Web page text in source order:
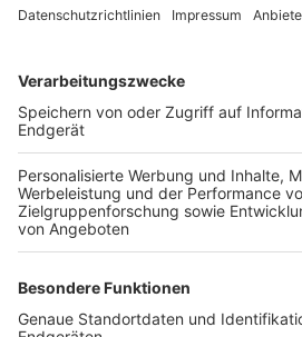
TOP-VEREINE
TOP-PARTNER